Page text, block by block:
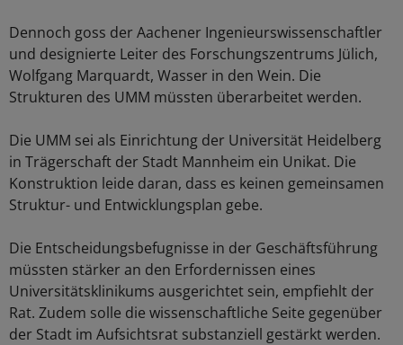
Dennoch goss der Aachener Ingenieurswissenschaftler
und designierte Leiter des Forschungszentrums Jülich,
Wolfgang Marquardt, Wasser in den Wein. Die
Strukturen des UMM müssten überarbeitet werden.
Die UMM sei als Einrichtung der Universität Heidelberg
in Trägerschaft der Stadt Mannheim ein Unikat. Die
Konstruktion leide daran, dass es keinen gemeinsamen
Struktur- und Entwicklungsplan gebe.
Die Entscheidungsbefugnisse in der Geschäftsführung
müssten stärker an den Erfordernissen eines
Universitätsklinikums ausgerichtet sein, empfiehlt der
Rat. Zudem solle die wissenschaftliche Seite gegenüber
der Stadt im Aufsichtsrat substanziell gestärkt werden.